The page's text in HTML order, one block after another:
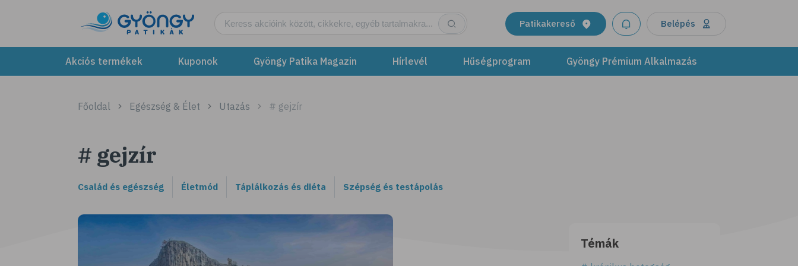
Patikakereső Belépés
Akciós termékek Kuponok Gyöngy Patika Magazin Hírlevél Hűségprogram Gyöngy Prémium Alkalmazás
Főoldal Egészség & Élet Utazás # gejzír
# gejzír
Család és egészség Életmód Táplálkozás és diéta Szépség és testápolás
Témák